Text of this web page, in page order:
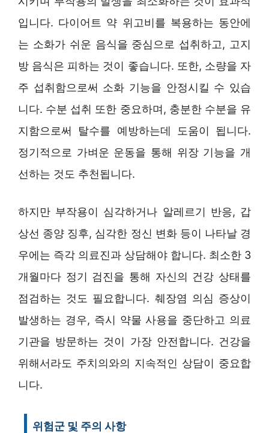
입니다. 다이어트 약 위고비를 복용하는 동안에
는 소화가 쉬운 음식을 중심으로 섭취하고, 고지
방 음식은 피하는 것이 좋습니다. 또한, 소량을 자
주 섭취함으로써 소화 기능을 안정시킬 수 있습
니다. 수분 섭취 또한 중요하며, 충분한 수분을 유
지함으로써 탈수를 예방하는데 도움이 됩니다.
정기적으로 가벼운 운동을 통해 위장 기능을 개
선하는 것도 추천됩니다.
하지만 부작용이 심각하거나 알레르기 반응, 갑
상선 종양 징후, 심각한 정신 변화 등이 나타날 경
우에는 즉각 의료진과 상담해야 합니다. 최소한 3
개월마다 정기 검진을 통해 자신의 건강 상태를
점검하는 것도 필요합니다. 췌장염 의심 증상이
발생하는 경우, 즉시 약물 사용을 중단하고 의료
기관을 방문하는 것이 가장 안전합니다. 건강을
위해서라도 주치의와의 지속적인 상담이 중요합
니다.
위험군 및 주의 사항